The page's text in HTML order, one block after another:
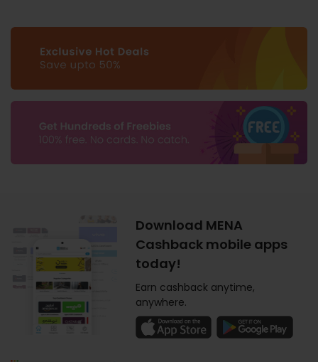
Download MENA
Cashback mobile apps
today!
Earn cashback anytime,
anywhere.